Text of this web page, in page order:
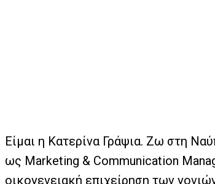
Είμαι η Κατερίνα Γράψια. Ζω στη
ως Marketing & Communication
οικογενειακή επιχείρηση των